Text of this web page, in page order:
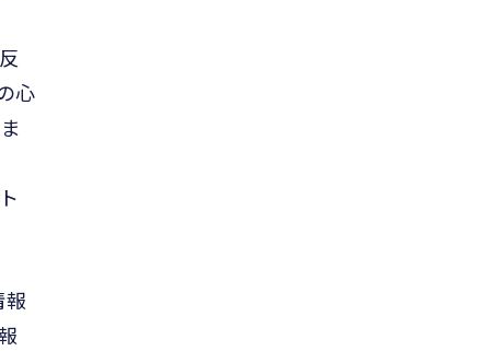
心
報